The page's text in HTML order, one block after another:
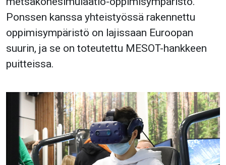
Ponssen kanssa yhteistyössä rakennettu
oppimisympäristö on lajissaan Euroopan
suurin, ja se on toteutettu MESOT-hankkeen
puitteissa.